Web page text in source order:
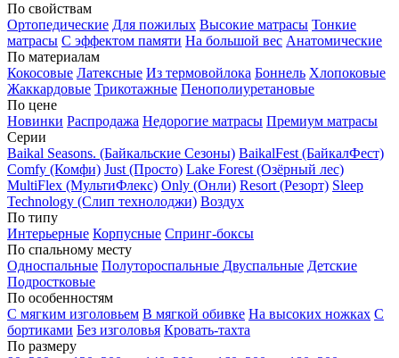
По свойствам
Ортопедические Для пожилых Высокие матрасы Тонкие
матрасы С эффектом памяти На большой вес Анатомические
По материалам
Кокосовые Латексные Из термовойлока Боннель Хлопоковые
Жаккардовые Трикотажные Пенополиуретановые
По цене
Новинки Распродажа Недорогие матрасы Премиум матрасы
Серии
Baikal Seasons. (Байкальские Сезоны) BaikalFest (БайкалФест)
Comfy (Комфи) Just (Просто) Lake Forest (Озёрный лес)
MultiFlex (МультиФлекс) Only (Онли) Resort (Резорт) Sleep
Technology (Слип технолоджи) Воздух
По типу
Интерьерные Корпусные Спринг-боксы
По спальному месту
Односпальные Полутороспальные Двуспальные Детские
Подростковые
По особенностям
С мягким изголовьем В мягкой обивке На высоких ножках С
бортиками Без изголовья Кровать-тахта
По размеру